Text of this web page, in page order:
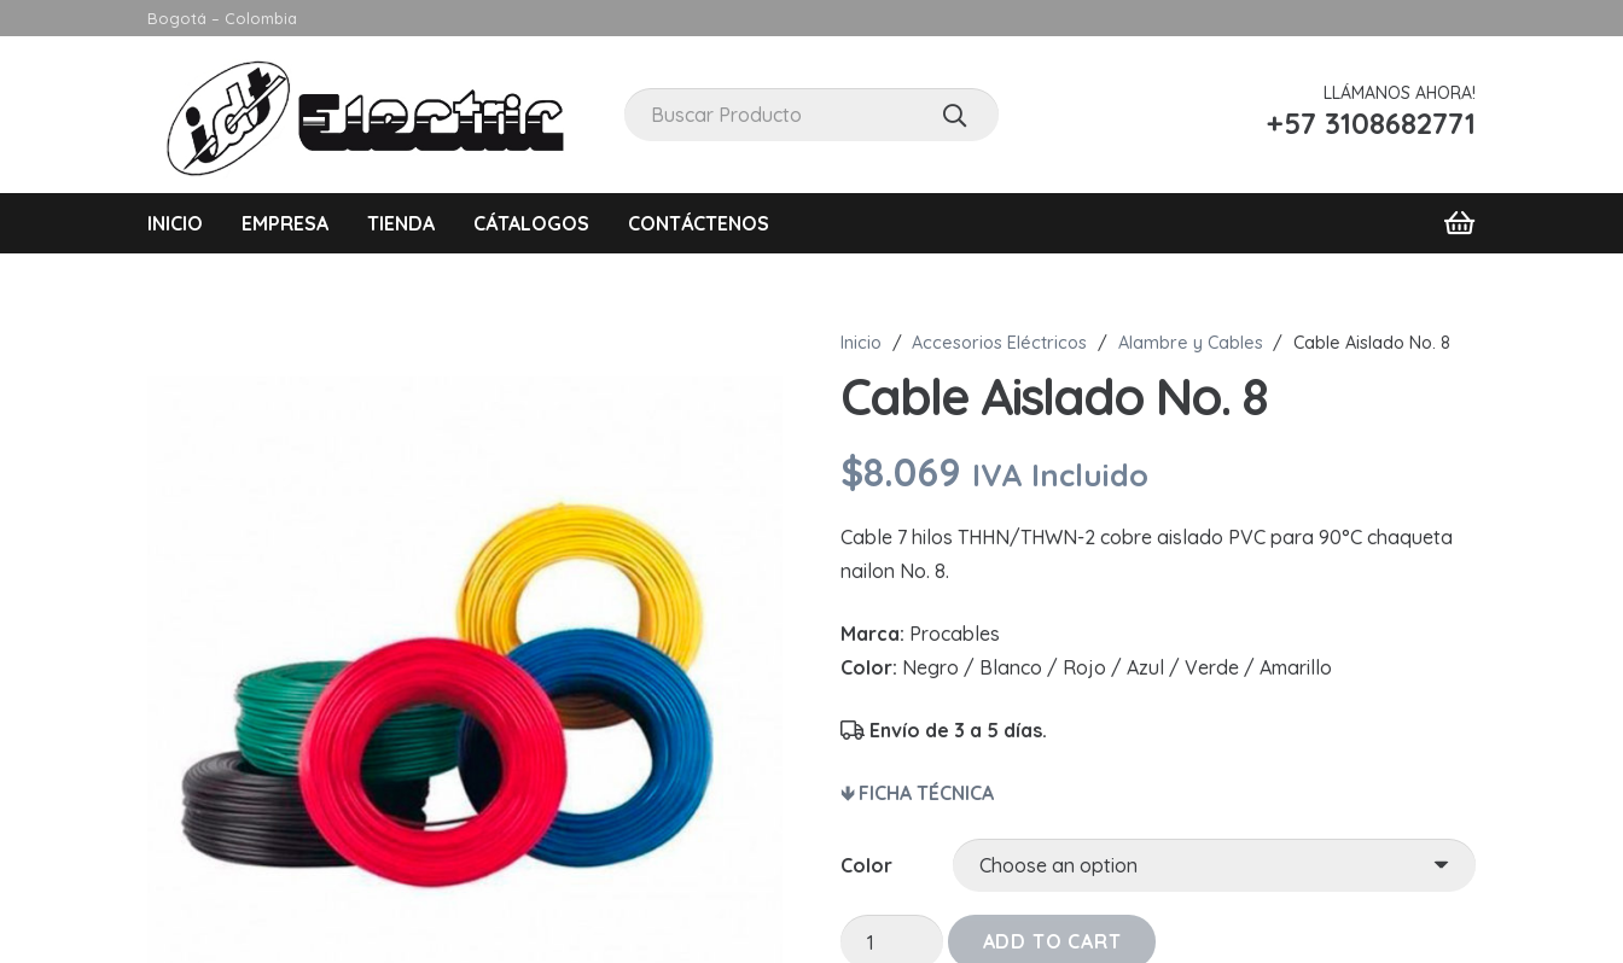
Bogotá – Colombia
LLÁMANOS AHORA!
+57 3108682771
INICIO EMPRESA TIENDA CÁTALOGOS CONTÁCTENOS
Inicio / Accesorios Eléctricos / Alambre y Cables / Cable Aislado No. 8
Cable Aislado No. 8
$8.069 IVA Incluido
Cable 7 hilos THHN/THWN-2 cobre aislado PVC para 90°C chaqueta
nailon No. 8.
Marca: Procables
Color: Negro / Blanco / Rojo / Azul / Verde / Amarillo
Envío de 3 a 5 días.
🡻 FICHA TÉCNICA
Color
Cable
ADD TO CART